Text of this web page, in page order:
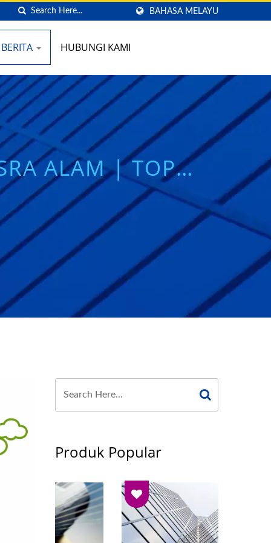
BAHASA MELAYU
BERITA HUBUNGI KAMI
ALAM | TOP
Produk Popular